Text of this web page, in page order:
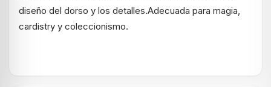
diseño del dorso y los detalles.Adecuada para magia,
cardistry y coleccionismo.